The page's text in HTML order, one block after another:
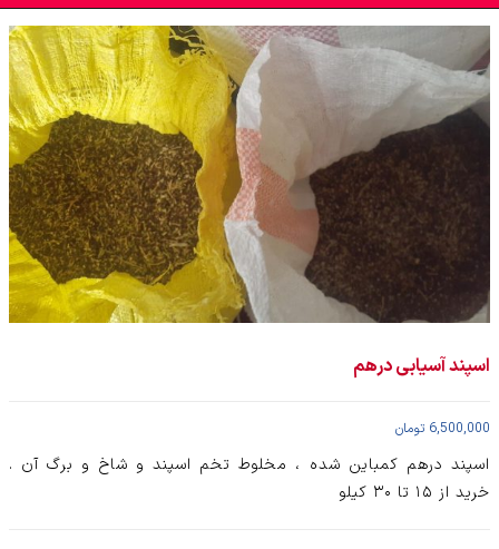
اسپند آسیابی درهم
6,500,000 تومان
اسپند درهم کمباین شده ، مخلوط تخم اسپند و شاخ و برگ آن .
خرید از ۱۵ تا ۳۰ کیلو